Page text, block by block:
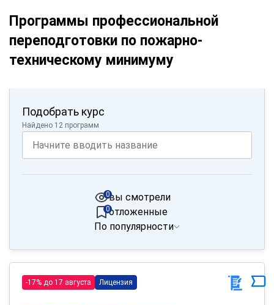
Программы профессиональной
переподготовки по пожарно-
техническому минимуму
Подобрать курс
Найдено 12 программ
вы смотрели
0
отложенные
0
По популярности
-17% до 17 августа Лицензия